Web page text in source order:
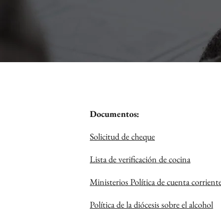
Documentos:
Solicitud de cheque
Lista de verificación de cocina
Ministerios Política de cuenta
Política de la diócesis sobre el alcohol